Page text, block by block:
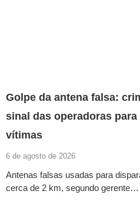
Golpe da antena falsa:
sinal das operadoras
vítimas
6 de agosto de 2026
Antenas falsas usadas para
cerca de 2 km, segundo gerente…